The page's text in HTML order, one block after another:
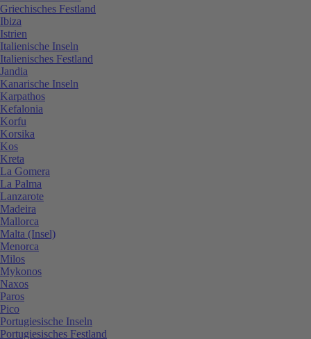
Griechisches Festland
Ibiza
Istrien
Italienische Inseln
Italienisches Festland
Jandia
Kanarische Inseln
Karpathos
Kefalonia
Korfu
Korsika
Kos
Kreta
La Gomera
La Palma
Lanzarote
Madeira
Mallorca
Malta (Insel)
Menorca
Milos
Mykonos
Naxos
Paros
Pico
Portugiesische Inseln
Portugiesisches Festland